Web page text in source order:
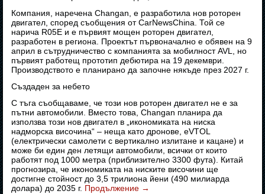
Компания, наречена Changan, е разработила нов роторен
двигател, според съобщения от CarNewsChina. Той се
нарича R05E и е първият мощен роторен двигател,
разработен в региона. Проектът първоначално е обявен на 9
април в сътрудничество с компанията за мобилност AVL, но
първият работещ прототип дебютира на 19 декември.
Производството е планирано да започне някъде през 2027 г.
Създаден за небето
С тъга съобщаваме, че този нов роторен двигател не е за
пътни автомобили. Вместо това, Changan планира да
използва този нов двигател в „икономиката на ниска
надморска височина“ – неща като дронове, eVTOL
(електрически самолети с вертикално излитане и кацане) и
може би един ден летящи автомобили, всички от които
работят под 1000 метра (приблизително 3300 фута). Китай
прогнозира, че икономиката на ниските височини ще
достигне стойност до 3,5 трилиона йени (490 милиарда
долара) до 2035 г. Продължение →